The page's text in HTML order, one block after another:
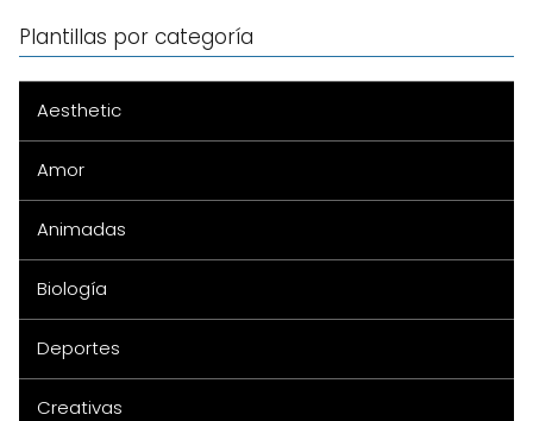
Plantillas por categoría
Aesthetic
Amor
Animadas
Biología
Deportes
Creativas